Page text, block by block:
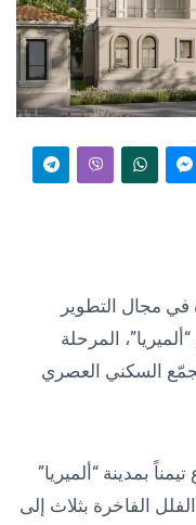
في مجال التطوير
المرحلة
السكني العصري
بمدينة “ألميريا”
الفاخرة بثلاث إلى